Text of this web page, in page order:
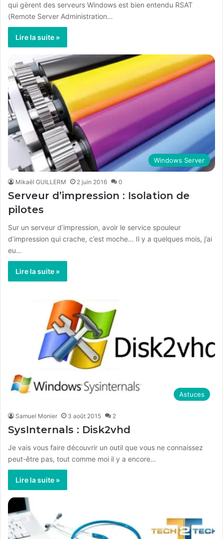
qui gèrent des serveurs Windows est bien entendu RSAT
(Remote Server Administration…
Lire la suite »
Windows Server
Mikaël GUILLERM 2 juin 2016 0
Serveur d’impression : Isolation de
pilotes
Sur un serveur d’impression, avoir le service spouleur
d’impression qui crache, c’est moche… Il y a quelques mois, j’ai
eu…
Lire la suite »
Astuces
Samuel Monier 3 août 2015 2
SysInternals : Disk2vhd
Je vais vous faire découvrir un outil que vous ne connaissez
peut-être pas, tout comme moi il y a encore…
Lire la suite »